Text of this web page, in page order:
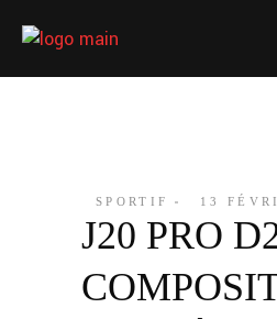
SPORTIF 13
J20 PRO